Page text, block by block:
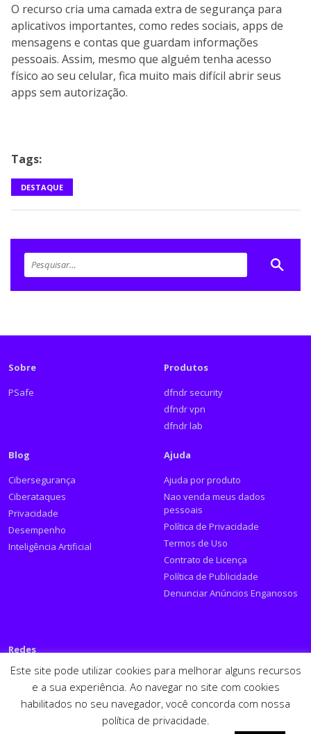
O recurso cria uma camada extra de segurança para
aplicativos importantes, como redes sociais, apps de
mensagens e contas que guardam informações
pessoais. Assim, mesmo que alguém tenha acesso
físico ao seu celular, fica muito mais difícil abrir seus
apps sem autorização.
Tags:
DESTAQUE
Sobre
PSafe
Produtos
dfndr security
dfndr vpn
dfndr lab
Blog
Cibersegurança
Ciberataques
Privacidade
Desempenho
Inteligência Artificial
Ajuda
Ajuda por produto
Nao venda meus dados
pessoais
Política de Privacidade
Termos de Uso
Contrato de Licença
Política de Publicidade
Denunciar Anúncios Enganosos
Redes
Siga a PSafe:
Facebook
TwitterRSS YoutubeLinkedIn
Este site pode utilizar cookies para melhorar alguns recursos
e a sua experiência. Ao navegar no site com cookies
habilitados no seu navegador, você concorda com nossa
política de privacidade.